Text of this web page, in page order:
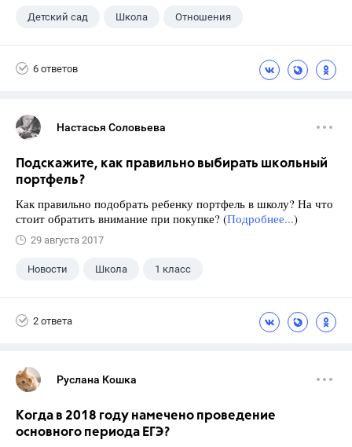
Детский сад Школа Отношения
6 ответов
Настасья Соловьева
Подскажите, как правильно выбирать школьный
портфель?
Как правильно подобрать ребенку портфель в школу? На что
стоит обратить внимание при покупке? (Подробнее...)
29 августа 2017
Новости Школа 1 класс
2 ответа
Руслана Кошка
Когда в 2018 году намечено проведение
основного периода ЕГЭ?